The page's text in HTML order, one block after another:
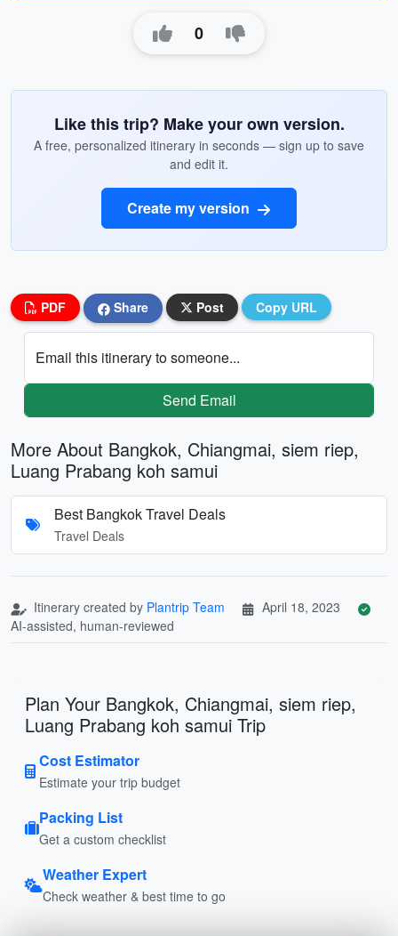
0
Like this trip? Make your own version.
A free, personalized itinerary in seconds — sign up to save
and edit it.
Create my version
PDF Share Post Copy URL
Email this itinerary to someone...
Send Email
More About Bangkok, Chiangmai, siem riep,
Luang Prabang koh samui
Best Bangkok Travel Deals
Travel Deals
Itinerary created by Plantrip Team
April 18, 2023
AI-assisted, human-reviewed
Plan Your Bangkok, Chiangmai, siem riep,
Luang Prabang koh samui Trip
Cost Estimator
Estimate your trip budget
Packing List
Get a custom checklist
Weather Expert
Check weather & best time to go